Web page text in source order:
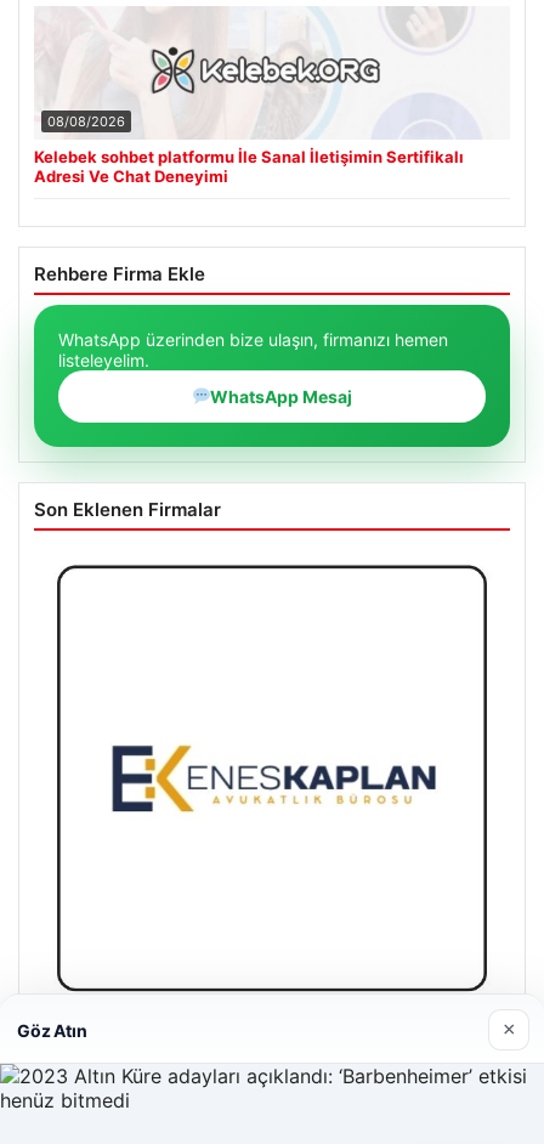
Kelebek sohbet platformu İle Sanal İletişimin Sertifikalı
Adresi Ve Chat Deneyimi
Rehbere Firma Ekle
WhatsApp üzerinden bize ulaşın, firmanızı hemen
listeleyelim.
WhatsApp Mesaj
Son Eklenen Firmalar
28/04/2026
Göz Atın ×